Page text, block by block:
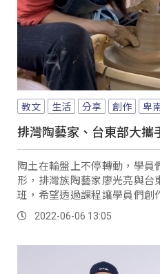
教文 生活 分享 創作 卑
排灣陶藝家、台東部大攜
陶土在輪盤上不停轉動，學
形，排灣族陶藝家廖光亮與
班，希望透過課程讓學員們創
器皿。2022-06-06 13:05